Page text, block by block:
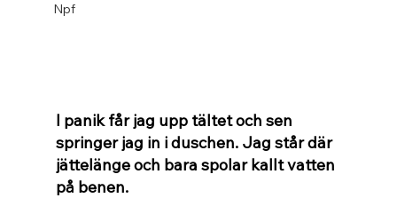
Npf
I panik får jag upp tältet och sen
springer jag in i duschen. Jag står där
jättelänge och bara spolar kallt vatten
på benen.